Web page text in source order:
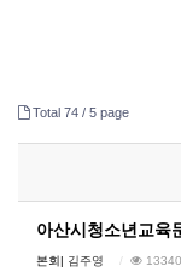
Total 74 / 5 page
아산시청소년교육
본회| 김주영 13340